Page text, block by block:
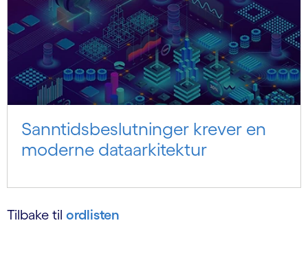
Sanntidsbeslutninger krever en
moderne dataarkitektur
Tilbake til ordlisten